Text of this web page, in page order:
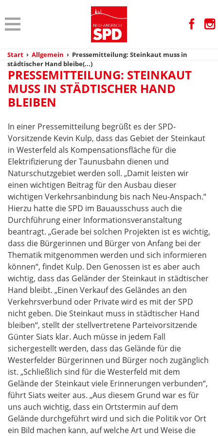
Start › Allgemein › Pressemitteilung: Steinkaut muss in
städtischer Hand bleibe(...)
PRESSEMITTEILUNG: STEINKAUT
MUSS IN STÄDTISCHER HAND
BLEIBEN
In einer Pressemitteilung begrüßt es der SPD-
Vorsitzende Kevin Kulp, dass das Gebiet der Steinkaut
in Westerfeld als Kompensationsfläche für die
Elektrifizierung der Taunusbahn dienen und
Naturschutzgebiet werden soll. „Damit leisten wir
einen wichtigen Beitrag für den Ausbau dieser
wichtigen Verkehrsanbindung bis nach Neu-Anspach.“
Hierzu hatte die SPD im Bauausschuss auch die
Durchführung einer Informationsveranstaltung
beantragt. „Gerade bei solchen Projekten ist es wichtig,
dass die Bürgerinnen und Bürger von Anfang bei der
Thematik mitgenommen werden und sich informieren
können“, findet Kulp. Den Genossen ist es aber auch
wichtig, dass das Geländer der Steinkaut in städtischer
Hand bleibt. „Einen Verkauf des Geländes an den
Verkehrsverbund oder Private wird es mit der SPD
nicht geben. Die Steinkaut muss in städtischer Hand
bleiben“, stellt der stellvertretene Parteivorsitzende
Günter Siats klar. Auch müsse in jedem Fall
sichergestellt werden, dass das Gelände für die
Westerfelder Bürgerinnen und Bürger noch zugänglich
ist. „Schließlich sind für die Westerfeld mit dem
Gelände der Steinkaut viele Erinnerungen verbunden“,
führt Siats weiter aus. „Aus diesem Grund war es für
uns auch wichtig, dass ein Ortstermin auf dem
Gelände durchgeführt wird und sich die Politik vor Ort
ein Bild machen kann, auf welche Art und Weise die